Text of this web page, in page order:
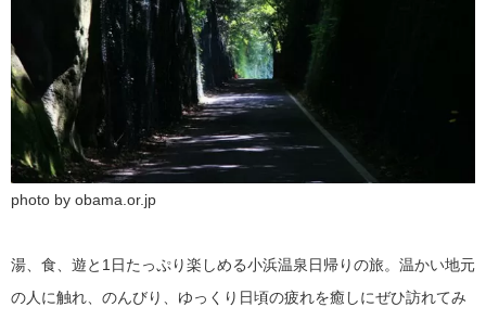
photo by obama.or.jp
湯、食、遊と1日たっぷり楽しめる小浜温泉日帰りの旅。温かい地元
の人に触れ、のんびり、ゆっくり日頃の疲れを癒しにぜひ訪れてみ